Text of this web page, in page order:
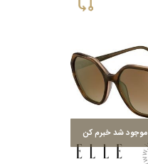
موجود شد خبرم کن